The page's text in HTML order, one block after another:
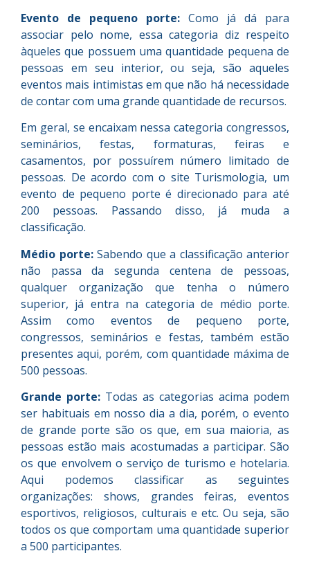
Evento de pequeno porte: Como já dá para
associar pelo nome, essa categoria diz respeito
àqueles que possuem uma quantidade pequena de
pessoas em seu interior, ou seja, são aqueles
eventos mais intimistas em que não há necessidade
de contar com uma grande quantidade de recursos.
Em geral, se encaixam nessa categoria congressos,
seminários, festas, formaturas, feiras e
casamentos, por possuírem número limitado de
pessoas. De acordo com o site Turismologia, um
evento de pequeno porte é direcionado para até
200 pessoas. Passando disso, já muda a
classificação.
Médio porte:Sabendo que a classificação anterior
não passa da segunda centena de pessoas,
qualquer organização que tenha o número
superior, já entra na categoria de médio porte.
Assim como eventos de pequeno porte,
congressos, seminários e festas, também estão
presentes aqui, porém, com quantidade máxima de
500 pessoas.
Grande porte: Todas as categorias acima podem
ser habituais em nosso dia a dia, porém, o evento
de grande porte são os que, em sua maioria, as
pessoas estão mais acostumadas a participar. São
os que envolvem o serviço de turismo e hotelaria.
Aqui podemos classificar as seguintes
organizações: shows, grandes feiras, eventos
esportivos, religiosos, culturais e etc. Ou seja, são
todos os que comportam uma quantidade superior
a 500 participantes.